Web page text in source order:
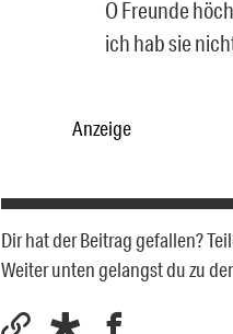
O Freunde
ich hab sie
Anzeige
Dir hat der Beitrag gefallen?
Weiter unten gelangst du zu